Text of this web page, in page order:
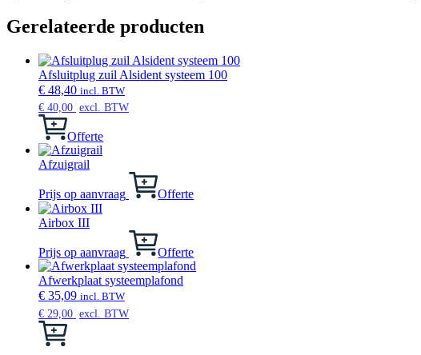
Gerelateerde producten
Afsluitplug zuil Alsident systeem 100
€ 48,40 incl. BTW
€ 40,00 excl. BTW
Offerte
Afzuigrail
Prijs op aanvraag Offerte
Airbox III
Prijs op aanvraag Offerte
Afwerkplaat systeemplafond
€ 35,09 incl. BTW
€ 29,00 excl. BTW
Dit